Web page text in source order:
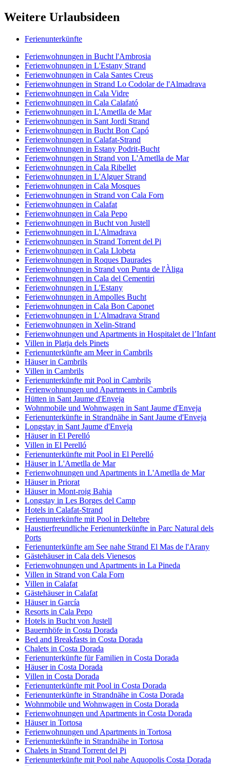
Weitere Urlaubsideen
Ferienunterkünfte
Ferienwohnungen in Bucht l'Ambrosia
Ferienwohnungen in L'Estany Strand
Ferienwohnungen in Cala Santes Creus
Ferienwohnungen in Strand Lo Codolar de l'Almadrava
Ferienwohnungen in Cala Vidre
Ferienwohnungen in Cala Calafató
Ferienwohnungen in L'Ametlla de Mar
Ferienwohnungen in Sant Jordi Strand
Ferienwohnungen in Bucht Bon Capó
Ferienwohnungen in Calafat-Strand
Ferienwohnungen in Estany Podrit-Bucht
Ferienwohnungen in Strand von L'Ametlla de Mar
Ferienwohnungen in Cala Ribellet
Ferienwohnungen in L'Alguer Strand
Ferienwohnungen in Cala Mosques
Ferienwohnungen in Strand von Cala Forn
Ferienwohnungen in Calafat
Ferienwohnungen in Cala Pepo
Ferienwohnungen in Bucht von Justell
Ferienwohnungen in L'Almadrava
Ferienwohnungen in Strand Torrent del Pi
Ferienwohnungen in Cala Llobeta
Ferienwohnungen in Roques Daurades
Ferienwohnungen in Strand von Punta de l'Àliga
Ferienwohnungen in Cala del Cementiri
Ferienwohnungen in L'Estany
Ferienwohnungen in Ampolles Bucht
Ferienwohnungen in Cala Bon Caponet
Ferienwohnungen in L'Almadrava Strand
Ferienwohnungen in Xelin-Strand
Ferienwohnungen und Apartments in Hospitalet de l’Infant
Villen in Platja dels Pinets
Ferienunterkünfte am Meer in Cambrils
Häuser in Cambrils
Villen in Cambrils
Ferienunterkünfte mit Pool in Cambrils
Ferienwohnungen und Apartments in Cambrils
Hütten in Sant Jaume d'Enveja
Wohnmobile und Wohnwagen in Sant Jaume d'Enveja
Ferienunterkünfte in Strandnähe in Sant Jaume d'Enveja
Longstay in Sant Jaume d'Enveja
Häuser in El Perelló
Villen in El Perelló
Ferienunterkünfte mit Pool in El Perelló
Häuser in L'Ametlla de Mar
Ferienwohnungen und Apartments in L'Ametlla de Mar
Häuser in Priorat
Häuser in Mont-roig Bahia
Longstay in Les Borges del Camp
Hotels in Calafat-Strand
Ferienunterkünfte mit Pool in Deltebre
Haustierfreundliche Ferienunterkünfte in Parc Natural dels
Ports
Ferienunterkünfte am See nahe Strand El Mas de l'Arany
Gästehäuser in Cala dels Vienesos
Ferienwohnungen und Apartments in La Pineda
Villen in Strand von Cala Forn
Villen in Calafat
Gästehäuser in Calafat
Häuser in García
Resorts in Cala Pepo
Hotels in Bucht von Justell
Bauernhöfe in Costa Dorada
Bed and Breakfasts in Costa Dorada
Chalets in Costa Dorada
Ferienunterkünfte für Familien in Costa Dorada
Häuser in Costa Dorada
Villen in Costa Dorada
Ferienunterkünfte mit Pool in Costa Dorada
Ferienunterkünfte in Strandnähe in Costa Dorada
Wohnmobile und Wohnwagen in Costa Dorada
Ferienwohnungen und Apartments in Costa Dorada
Häuser in Tortosa
Ferienwohnungen und Apartments in Tortosa
Ferienunterkünfte in Strandnähe in Tortosa
Chalets in Strand Torrent del Pi
Ferienunterkünfte mit Pool nahe Aquopolis Costa Dorada